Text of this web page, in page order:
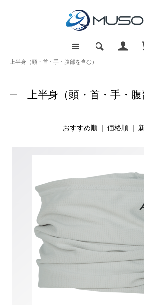
上半身（頭・首・手・腹部を含む）
上半身（頭・首・手・腹
おすすめ順 | 価格順 |